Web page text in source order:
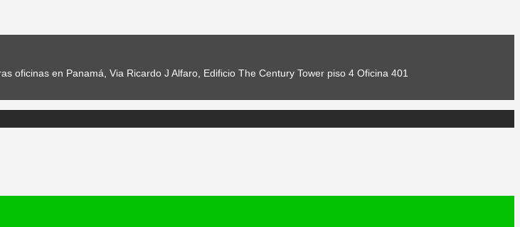
oficinas en Panamá, Via Ricardo J Alfaro, Edificio The Century Tower piso 4 Oficina 401